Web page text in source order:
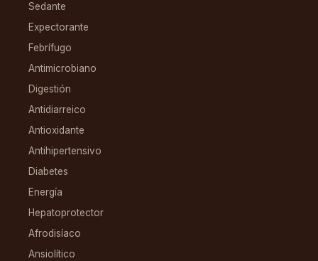
Sedante
Expectorante
Febrífugo
Antimicrobiano
Digestión
Antidiarreico
Antioxidante
Antihipertensivo
Diabetes
Energía
Hepatoprotector
Afrodisíaco
Ansiolítico